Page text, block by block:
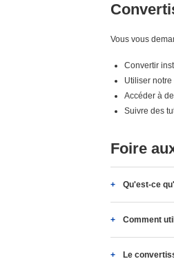
Vous vous
Convertir
Utiliser
Accéder à
Suivre des
Foire
Qu'est-ce
Comment
Le